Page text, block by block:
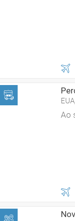
Ao